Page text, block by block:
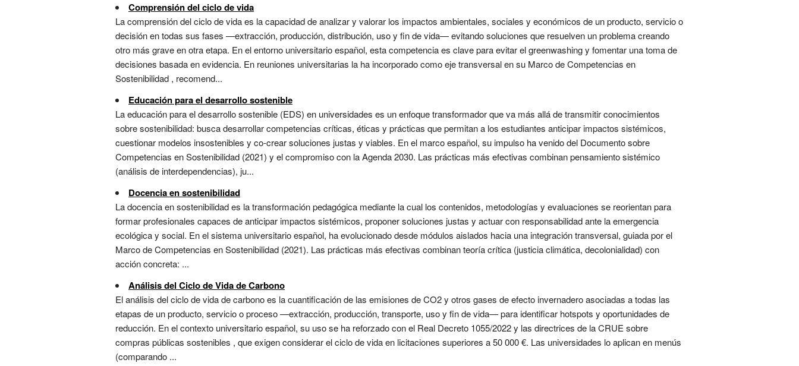
Comprensión del ciclo de vida
La comprensión del ciclo de vida es la capacidad de analizar y valorar los impactos ambientales, sociales y económicos de un producto, servicio o
decisión en todas sus fases —extracción, producción, distribución, uso y fin de vida— evitando soluciones que resuelven un problema creando
otro más grave en otra etapa. En el entorno universitario español, esta competencia es clave para evitar el greenwashing y fomentar una toma de
decisiones basada en evidencia. En reuniones universitarias la ha incorporado como eje transversal en su Marco de Competencias en
Sostenibilidad , recomend...
Educación para el desarrollo sostenible
La educación para el desarrollo sostenible (EDS) en universidades es un enfoque transformador que va más allá de transmitir conocimientos
sobre sostenibilidad: busca desarrollar competencias críticas, éticas y prácticas que permitan a los estudiantes anticipar impactos sistémicos,
cuestionar modelos insostenibles y co-crear soluciones justas y viables. En el marco español, su impulso ha venido del Documento sobre
Competencias en Sostenibilidad (2021) y el compromiso con la Agenda 2030. Las prácticas más efectivas combinan pensamiento sistémico
(análisis de interdependencias), ju...
Docencia en sostenibilidad
La docencia en sostenibilidad es la transformación pedagógica mediante la cual los contenidos, metodologías y evaluaciones se reorientan para
formar profesionales capaces de anticipar impactos sistémicos, proponer soluciones justas y actuar con responsabilidad ante la emergencia
ecológica y social. En el sistema universitario español, ha evolucionado desde módulos aislados hacia una integración transversal, guiada por el
Marco de Competencias en Sostenibilidad (2021). Las prácticas más efectivas combinan teoría crítica (justicia climática, decolonialidad) con
acción concreta: ...
Análisis del Ciclo de Vida de Carbono
El análisis del ciclo de vida de carbono es la cuantificación de las emisiones de CO2 y otros gases de efecto invernadero asociadas a todas las
etapas de un producto, servicio o proceso —extracción, producción, transporte, uso y fin de vida— para identificar hotspots y oportunidades de
reducción. En el contexto universitario español, su uso se ha reforzado con el Real Decreto 1055/2022 y las directrices de la CRUE sobre
compras públicas sostenibles , que exigen considerar el ciclo de vida en licitaciones superiores a 50 000 €. Las universidades lo aplican en menús
(comparando ...